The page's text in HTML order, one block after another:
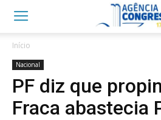
Início
Nacional
PF diz que
Fraca abastecia